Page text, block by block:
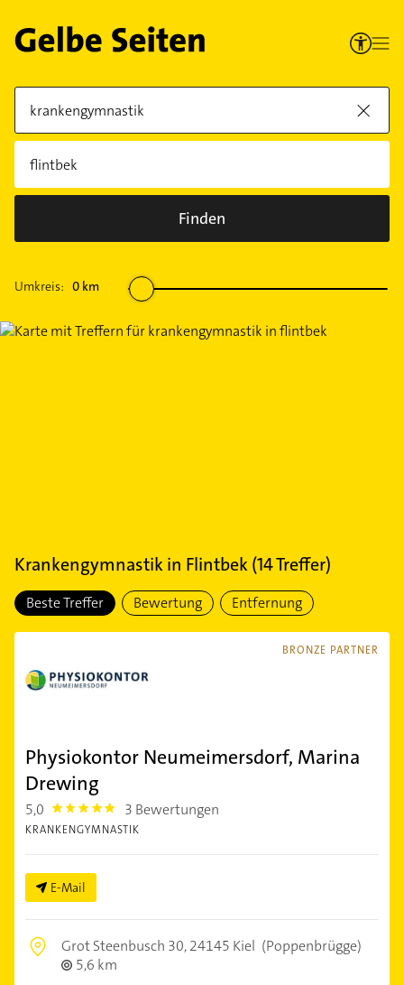
Finden
Umkreis: 0 km
Krankengymnastikin Flintbek(14Treffer)
Beste Treffer Bewertung Entfernung
BRONZE PARTNER
Physiokontor Neumeimersdorf, Marina
Drewing
5,0 5.0 3 Bewertungen
KRANKENGYMNASTIK
E-Mail
Grot Steenbusch 30,24145 Kiel (Poppenbrügge)
5,6 km